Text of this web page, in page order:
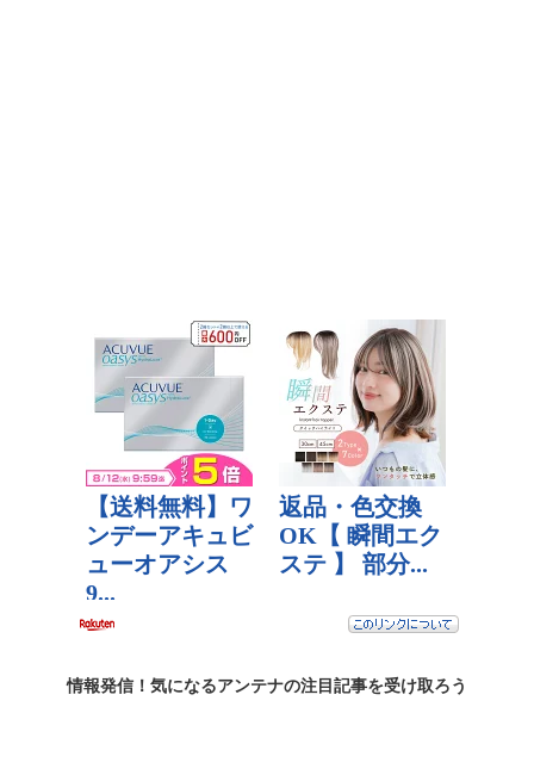
情報発信！気になるアンテナの注目記事を受け取ろう